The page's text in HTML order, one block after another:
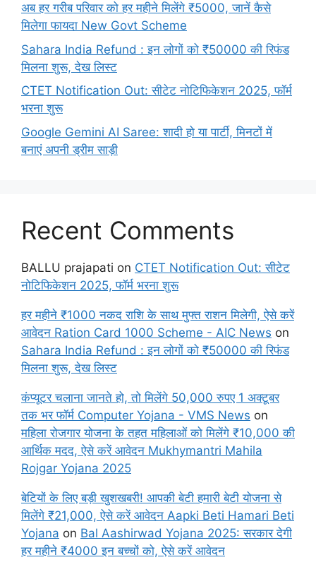
अब हर गरीब परिवार को हर महीने मिलेंगे ₹5000, जानें कैसे
मिलेगा फायदा New Govt Scheme
Sahara India Refund : इन लोगों को ₹50000 की रिफंड
मिलना शुरू, देख लिस्ट
CTET Notification Out: सीटेट नोटिफिकेशन 2025, फॉर्म
भरना शुरू
Google Gemini AI Saree: शादी हो या पार्टी, मिनटों में
बनाएं अपनी ड्रीम साड़ी
Recent Comments
BALLU prajapati on CTET Notification Out: सीटेट
नोटिफिकेशन 2025, फॉर्म भरना शुरू
हर महीने ₹1000 नकद राशि के साथ मुफ्त राशन मिलेगी, ऐसे करें
आवेदन Ration Card 1000 Scheme - AIC News on
Sahara India Refund : इन लोगों को ₹50000 की रिफंड
मिलना शुरू, देख लिस्ट
कंप्यूटर चलाना जानते हो, तो मिलेंगे 50,000 रुपए 1 अक्टूबर
तक भर फॉर्म Computer Yojana - VMS News on
महिला रोजगार योजना के तहत महिलाओं को मिलेंगे ₹10,000 की
आर्थिक मदद, ऐसे करें आवेदन Mukhymantri Mahila
Rojgar Yojana 2025
बेटियों के लिए बड़ी खुशखबरी! आपकी बेटी हमारी बेटी योजना से
मिलेंगे ₹21,000, ऐसे करें आवेदन Aapki Beti Hamari Beti
Yojana on Bal Aashirwad Yojana 2025: सरकार देगी
हर महीने ₹4000 इन बच्चों को, ऐसे करें आवेदन